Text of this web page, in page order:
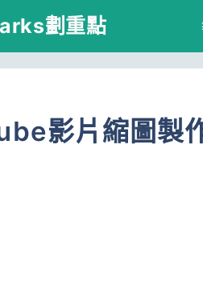
劃重點
影片縮圖製